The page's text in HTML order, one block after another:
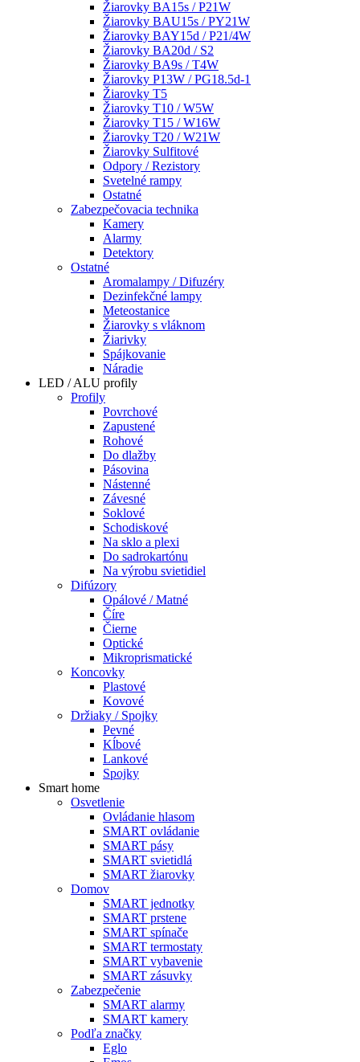
Žiarovky BA15s / P21W
Žiarovky BAU15s / PY21W
Žiarovky BAY15d / P21/4W
Žiarovky BA20d / S2
Žiarovky BA9s / T4W
Žiarovky P13W / PG18.5d-1
Žiarovky T5
Žiarovky T10 / W5W
Žiarovky T15 / W16W
Žiarovky T20 / W21W
Žiarovky Sulfitové
Odpory / Rezistory
Svetelné rampy
Ostatné
Zabezpečovacia technika
Kamery
Alarmy
Detektory
Ostatné
Aromalampy / Difuzéry
Dezinfekčné lampy
Meteostanice
Žiarovky s vláknom
Žiarivky
Spájkovanie
Náradie
LED / ALU profily
Profily
Povrchové
Zapustené
Rohové
Do dlažby
Pásovina
Nástenné
Závesné
Soklové
Schodiskové
Na sklo a plexi
Do sadrokartónu
Na výrobu svietidiel
Difúzory
Opálové / Matné
Číre
Čierne
Optické
Mikroprismatické
Koncovky
Plastové
Kovové
Držiaky / Spojky
Pevné
Kĺbové
Lankové
Spojky
Smart home
Osvetlenie
Ovládanie hlasom
SMART ovládanie
SMART pásy
SMART svietidlá
SMART žiarovky
Domov
SMART jednotky
SMART prstene
SMART spínače
SMART termostaty
SMART vybavenie
SMART zásuvky
Zabezpečenie
SMART alarmy
SMART kamery
Podľa značky
Eglo